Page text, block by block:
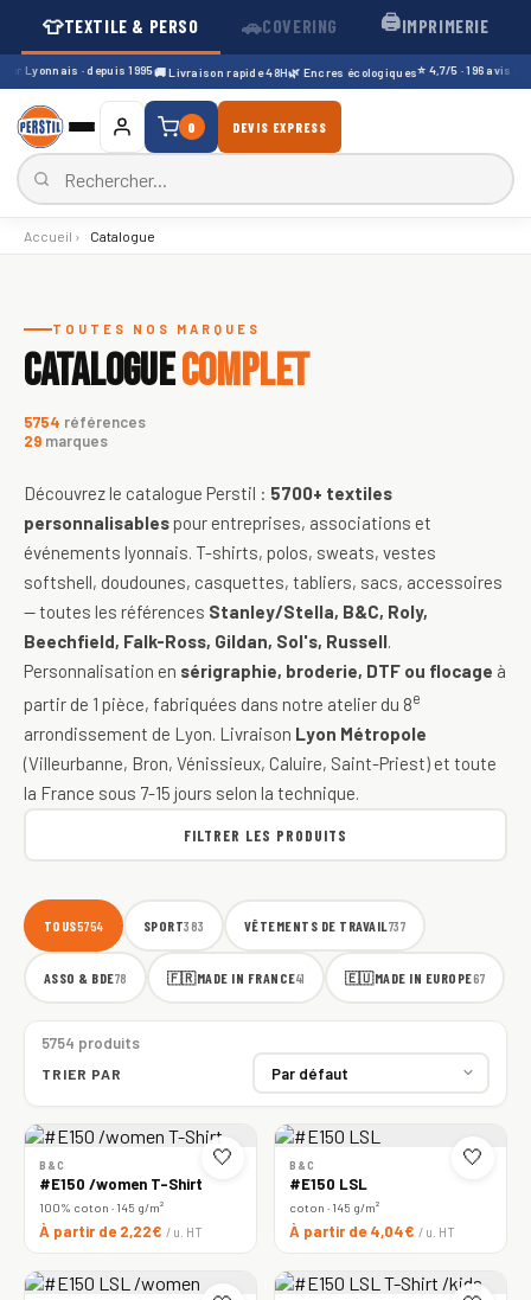
👕TEXTILE & PERSO 🚗COVERING 🖨️IMPRIMERIE
Lyonnais · depuis 1995🚚 Livraison rapide 48H🌿 Encres écologiques⭐ 4,7/5 · 196 avis
0 DEVIS EXPRESS
Accueil › Catalogue
TOUTES NOS MARQUES
CATALOGUECOMPLET
5754 références
29 marques
Découvrez le catalogue Perstil : 5700+ textiles
personnalisables pour entreprises, associations et
événements lyonnais. T-shirts, polos, sweats, vestes
softshell, doudounes, casquettes, tabliers, sacs, accessoires
— toutes les références Stanley/Stella, B&C, Roly,
Beechfield, Falk-Ross, Gildan, Sol's, Russell.
Personnalisation en sérigraphie, broderie, DTF ou flocage à
partir de 1 pièce, fabriquées dans notre atelier du 8e
arrondissement de Lyon. Livraison Lyon Métropole
(Villeurbanne, Bron, Vénissieux, Caluire, Saint-Priest) et toute
la France sous 7-15 jours selon la technique.
FILTRER LES PRODUITS
TOUS5754 SPORT383 VÊTEMENTS DE TRAVAIL737
ASSO & BDE78 🇫🇷MADE IN FRANCE41 🇪🇺MADE IN EUROPE67
5754 produits
TRIER PAR
🤍
B&C
#E150 /women T-Shirt
100% coton · 145 g/m²
À partir de 2,22€ / u. HT
🤍
B&C
#E150 LSL
coton · 145 g/m²
À partir de 4,04€ / u. HT